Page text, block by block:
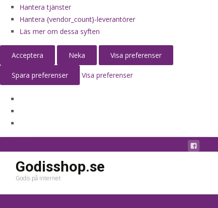
Hantera tjänster
Hantera {vendor_count}-leverantörer
Läs mer om dessa syften
Acceptera Neka Visa preferenser
Spara preferenser Visa preferenser
Godisshop.se
Godis på internet